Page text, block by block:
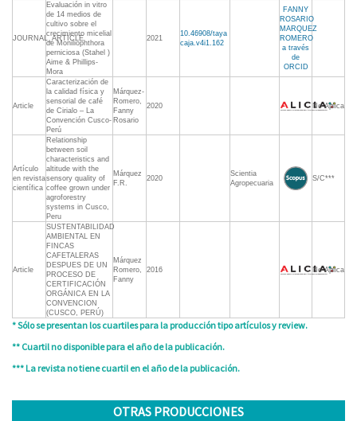
JOURNAL_ARTICLE
Evaluación in vitro
de 14 medios de
cultivo sobre el
crecimiento micelial
de Moniliophthora
perniciosa (Stahel )
Aime & Phillips-
Mora
2021
10.46908/taya
caja.v4i1.162
FANNY
ROSARIO
MARQUEZ
ROMERO
a través
de
ORCID
Article
Caracterización de
la calidad física y
sensorial de café
de Cirialo – La
Convención Cusco-
Perú
Márquez-
Romero,
Fanny
Rosario
2020 No Aplica
Artículo
en revista
científica
Relationship
between soil
characteristics and
altitude with the
sensory quality of
coffee grown under
agroforestry
systems in Cusco,
Peru
Márquez
F.R.
2020
Scientia
Agropecuaria
S/C***
Article
SUSTENTABILIDAD
AMBIENTAL EN
FINCAS
CAFETALERAS
DESPUES DE UN
PROCESO DE
CERTIFICACIÓN
ORGÁNICA EN LA
CONVENCION
(CUSCO, PERÚ)
Márquez
Romero,
Fanny
2016 No Aplica
* Sólo se presentan los cuartiles para la producción tipo artículos y review.
** Cuartil no disponible para el año de la publicación.
*** La revista no tiene cuartil en el año de la publicación.
OTRAS PRODUCCIONES